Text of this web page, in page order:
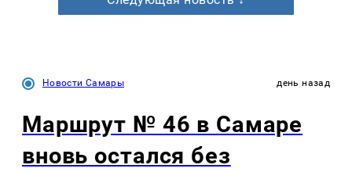
Новости Самары день назад
Маршрут № 46 в Самаре
вновь остался без